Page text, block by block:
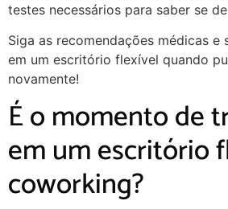
testes necessários para saber se
Siga as recomendações médicas
em um escritório flexível quando
novamente!
É o momento de
em um escritório
coworking?